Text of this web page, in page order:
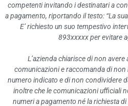
Enti pubblici vigilati
Società partecipate
Enti di diritto privato
Rappresentazione
ATTIVITÀ E
Tipologie di
Dichiarazioni
competenti invitando i destinatari a
a pagamento, riportando il testo: “La
E’ richiesto un suo tempestivo
893xxxxx per evitare
L’azienda chiarisce di non
comunicazioni e raccomanda di
numero indicato e di non condividere
inoltre che le comunicazioni ufficiali
numeri a pagamento né la richiesta